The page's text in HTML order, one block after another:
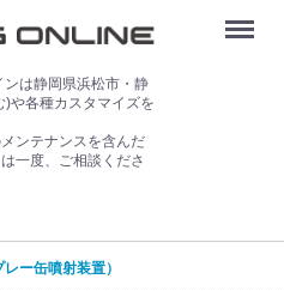
ンは静岡県浜松市・静
)や各種カスタマイズを
ンテナンスを含んだ
一度、ご相談くださ
Menu
ー缶噴射装置）